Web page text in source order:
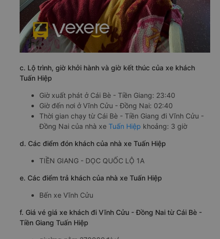
c. Lộ trình, giờ khởi hành và giờ kết thúc của xe khách
Tuấn Hiệp
Giờ xuất phát ở Cái Bè - Tiền Giang: 23:40
Giờ đến nơi ở Vĩnh Cửu - Đồng Nai: 02:40
Thời gian chạy từ Cái Bè - Tiền Giang đi Vĩnh Cửu -
Đồng Nai của nhà xe Tuấn Hiệp khoảng: 3 giờ
d. Các điểm đón khách của nhà xe Tuấn Hiệp
TIỀN GIANG - DỌC QUỐC LỘ 1A
e. Các điểm trả khách của nhà xe Tuấn Hiệp
Bến xe Vĩnh Cửu
f. Giá vé giá xe khách đi Vĩnh Cửu - Đồng Nai từ Cái Bè -
Tiền Giang Tuấn Hiệp